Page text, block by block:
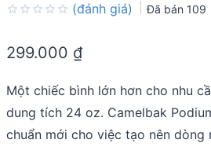
out
(đánh giá) Đã bán 109
299.000 ₫
Một chiếc bình lớn hơn cho nhu
dung tích 24 oz. Camelbak
chuẩn mới cho việc tạo nên dòng